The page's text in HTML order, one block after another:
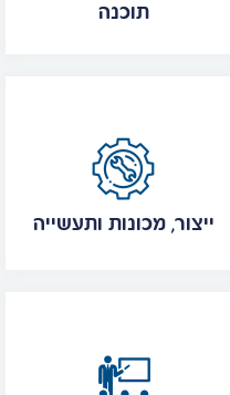
תוכנה
ייצור, מכונות ותעשייה